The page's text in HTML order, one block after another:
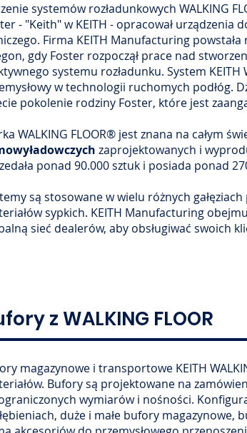
systemów rozładunkowych WALKING
- "Keith" w KEITH - opracował urządzenia
Firma KEITH Manufacturing
gdy Foster rozpoczął prace nad
systemu rozładunku. System
w technologii ruchomych podłóg.
pokolenie rodziny Foster, które jest
WALKING FLOOR® jest znana na całym
zaprojektowanych i
ponad 90.000 sztuk i posiada ponad
są stosowane w wielu różnych
sypkich. KEITH Manufacturing
sieć dealerów, aby obsługiwać swoich
z WALKING FLOOR
magazynowe i transportowe KEITH
Bufory są projektowane na
wymiarów i nośności.
duże i małe bufory